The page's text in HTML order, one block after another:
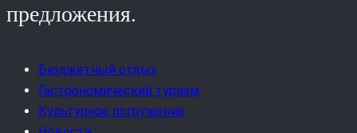
предложения.
Бюджетный отдых
Гастрономический туризм
Культурное погружение